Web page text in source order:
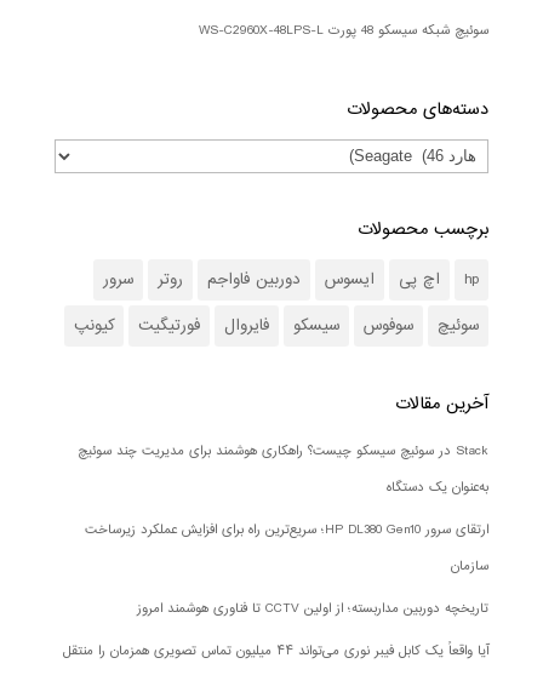
سوئیچ شبکه سیسکو 48 پورت WS-C2960X-48LPS-L
دسته‌های محصولات
برچسب محصولات
hp اچ پی ایسوس دوربین فاواجم روتر
سرور
سوئیچ
سوفوس سیسکو فایروال فورتیگیت کیونپ
آخرین مقالات
Stack در سوئیچ سیسکو چیست؟ راهکاری هوشمند برای مدیریت چند سوئیچ
به‌عنوان یک دستگاه
ارتقای سرور HP DL380 Gen10؛ سریع‌ترین راه برای افزایش عملکرد زیرساخت
سازمان
تاریخچه دوربین مداربسته؛ از اولین CCTV تا فناوری هوشمند امروز
آیا واقعاً یک کابل فیبر نوری می‌تواند ۴۴ میلیون تماس تصویری همزمان را منتقل